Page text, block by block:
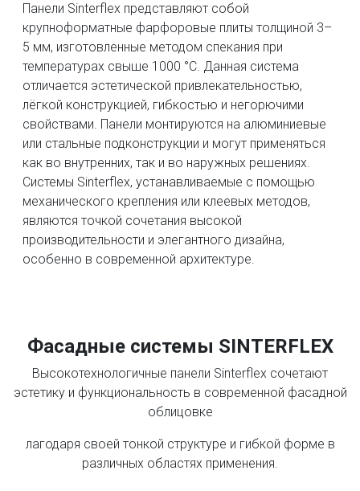
Панели Sinterflex представляют собой
крупноформатные фарфоровые плиты толщиной 3–
5 мм, изготовленные методом спекания при
температурах свыше 1000 °C. Данная система
отличается эстетической привлекательностью,
лёгкой конструкцией, гибкостью и негорючими
свойствами. Панели монтируются на алюминиевые
или стальные подконструкции и могут применяться
как во внутренних, так и во наружных решениях.
Системы Sinterflex, устанавливаемые с помощью
механического крепления или клеевых методов,
являются точкой сочетания высокой
производительности и элегантного дизайна,
особенно в современной архитектуре.
Фасадные системы SINTERFLEX
Высокотехнологичные панели Sinterflex сочетают
эстетику и функциональность в современной фасадной
облицовке
лагодаря своей тонкой структуре и гибкой форме в
различных областях применения.